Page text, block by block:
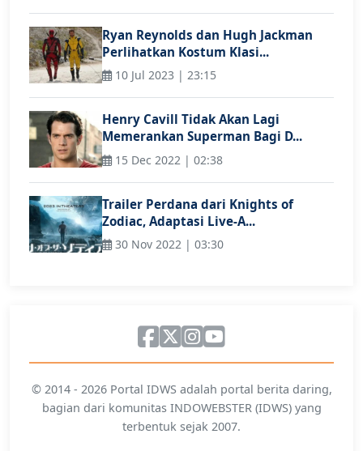
Ryan Reynolds dan Hugh Jackman
Perlihatkan Kostum Klasi...
10 Jul 2023 | 23:15
Henry Cavill Tidak Akan Lagi
Memerankan Superman Bagi D...
15 Dec 2022 | 02:38
Trailer Perdana dari Knights of
Zodiac, Adaptasi Live-A...
30 Nov 2022 | 03:30
© 2014 - 2026 Portal IDWS adalah portal berita daring,
bagian dari komunitas INDOWEBSTER (IDWS) yang
terbentuk sejak 2007.